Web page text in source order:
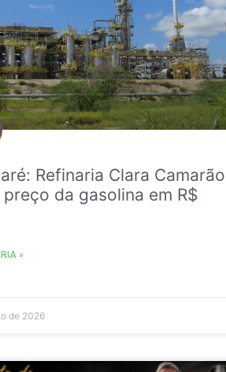
Refinaria Clara Camarão
da gasolina em R$
»
de 2026